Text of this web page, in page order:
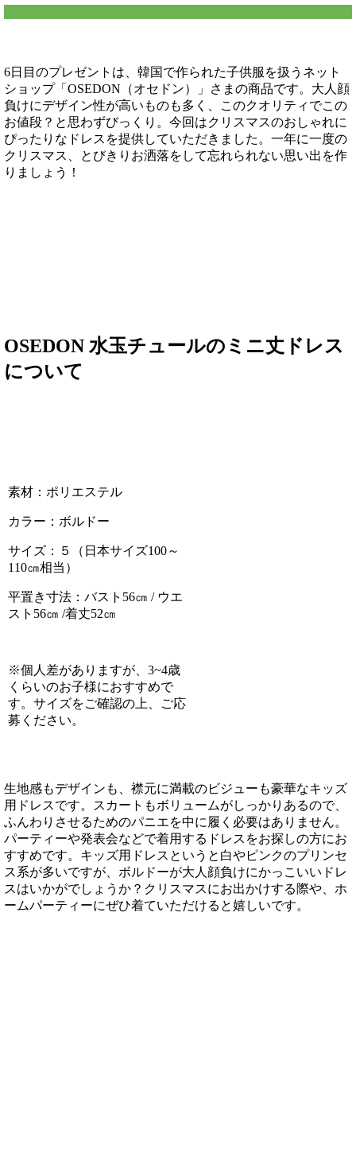
6日目のプレゼントは、韓国で作られた子供服を扱うネット
ショップ「OSEDON（オセドン）」さまの商品です。大人顔
負けにデザイン性が高いものも多く、このクオリティでこの
お値段？と思わずびっくり。今回はクリスマスのおしゃれに
ぴったりなドレスを提供していただきました。一年に一度の
クリスマス、とびきりお洒落をして忘れられない思い出を作
りましょう！
OSEDON 水玉チュールのミニ丈ドレス
について
素材：ポリエステル
カラー：ボルドー
サイズ：５（ 日本サイズ100～
110㎝相当）
平置き寸法：バスト56㎝ / ウエ
スト56㎝ /着丈52㎝
※個人差がありますが、3~4歳
くらいのお子様におすすめで
す。サイズをご確認の上、ご応
募ください。
生地感もデザインも、襟元に満載のビジューも豪華なキッズ
用ドレスです。
スカートもボリュームがしっかりあるので、
ふんわりさせるためのパニエを中に履く必要はありません。
パーティーや発表会などで着用するドレスをお探しの方にお
すすめです。 キッズ用ドレスというと白やピンクのプリンセ
ス系が多いですが、ボルドーが大人顔負けにかっこいい ドレ
スはいかがでしょうか？ クリスマスにお出かけする際や、ホ
ームパーティーにぜひ着ていただけると嬉しいです。